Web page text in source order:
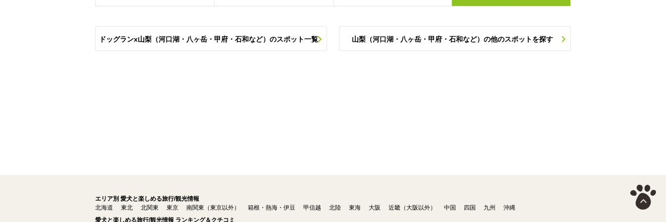
ドッグランx山梨（河口湖・八ヶ岳・甲府・石和など）のスポット一覧 山梨（河口湖・八ヶ岳・甲府・石和など）の他のスポットを探す
エリア別 愛犬と楽しめる旅行/観光情報
北海道
東北 北関東 東京 南関東（東京以外） 箱根・熱海・伊豆 甲信越 北陸 東海 大阪 近畿（大阪以外） 中国 四国 九州
沖縄
愛犬と楽しめる旅行/観光情報 ランキング＆クチコミ